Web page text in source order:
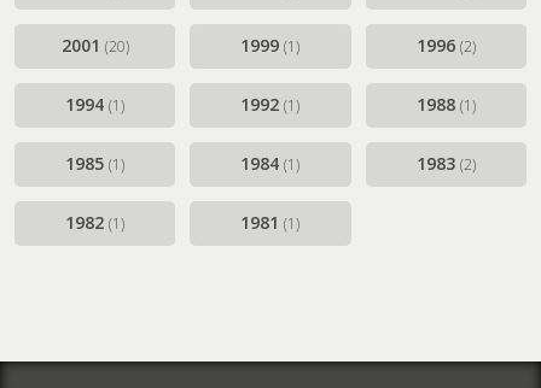
2001 (20) 1999(1) 1996 (2)
1994(1) 1992(1) 1988 (1)
1985(1) 1984(1) 1983 (2)
1982(1) 1981(1)